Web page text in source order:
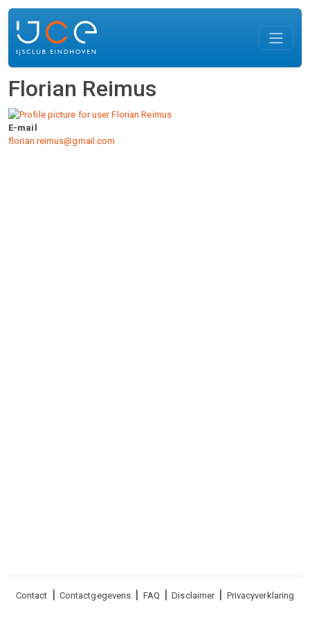
Overslaan en naar de inhoud gaan
Florian Reimus
E-mail
florian.reimus@gmail.com
Voet
Contact Contactgegevens FAQ Disclaimer Privacyverklaring